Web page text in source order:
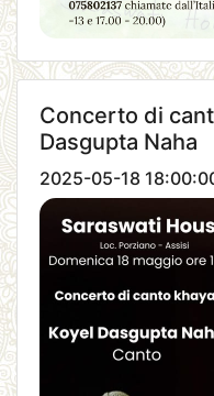
Concerto di
Dasgupta Naha
2025-05-18